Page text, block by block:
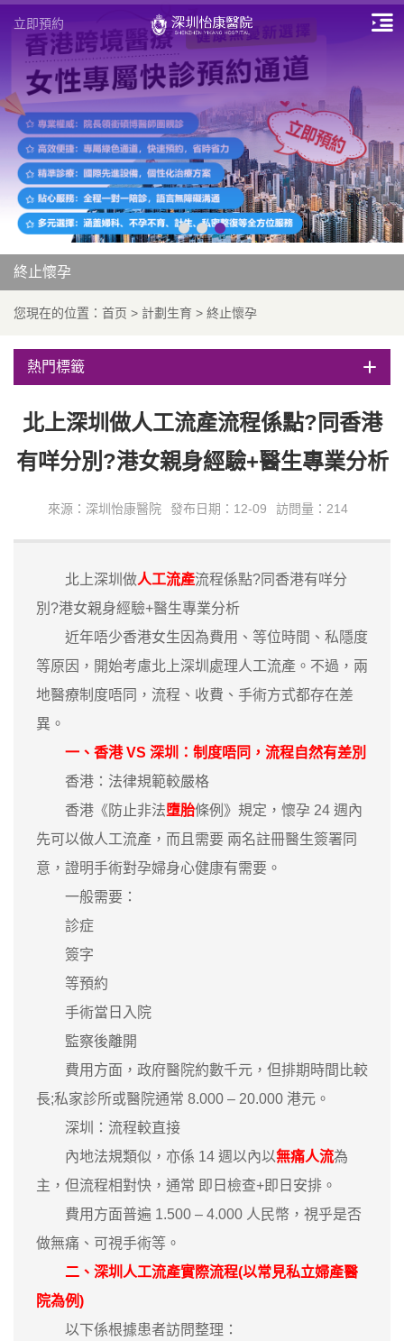
立即預約
終止懷孕
您現在的位置： 首页 > 計劃生育 > 終止懷孕
熱門標籤
北上深圳做人工流產流程係點?同香港
有咩分別?港女親身經驗+醫生專業分析
來源：深圳怡康醫院 發布日期：12-09 訪問量：214
北上深圳做人工流產流程係點?同香港有咩分
別?港女親身經驗+醫生專業分析
近年唔少香港女生因為費用、等位時間、私隱度
等原因，開始考慮北上深圳處理人工流產。不過，兩
地醫療制度唔同，流程、收費、手術方式都存在差
異。
一、香港 VS 深圳：制度唔同，流程自然有差別
香港：法律規範較嚴格
香港《防止非法墮胎條例》規定，懷孕 24 週內
先可以做人工流產，而且需要 兩名註冊醫生簽署同
意，證明手術對孕婦身心健康有需要。
一般需要：
診症
簽字
等預約
手術當日入院
監察後離開
費用方面，政府醫院約數千元，但排期時間比較
長;私家診所或醫院通常 8.000 – 20.000 港元。
深圳：流程較直接
內地法規類似，亦係 14 週以內以無痛人流為
主，但流程相對快，通常 即日檢查+即日安排。
費用方面普遍 1.500 – 4.000 人民幣，視乎是否
做無痛、可視手術等。
二、深圳人工流產實際流程(以常見私立婦產醫
院為例)
以下係根據患者訪問整理：